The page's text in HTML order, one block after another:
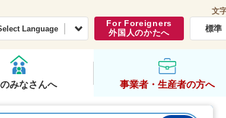
常総市公式ホームページくらし・行政
Language
For Foreigners
外国人のかたへ
文
標準
みなさんへ 事業者・生産者の方へ